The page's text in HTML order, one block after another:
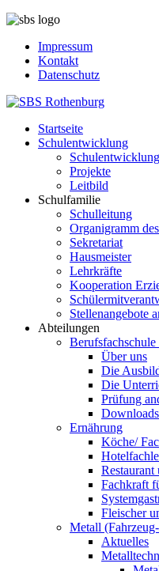
Impressum
Kontakt
Datenschutz
Startseite
Schulentwicklung
Projekte
Leitbild
Schulfamilie
Schulleitung
Organigramm
Sekretariat
Hausmeister
Lehrkräfte
Kooperation
Stellenangebote
Abteilungen
Über uns
Die
Die
Prüfung
Ernährung
Köche/
Restaurant
Fachkraft
Fleischer
Metall
Aktuelles